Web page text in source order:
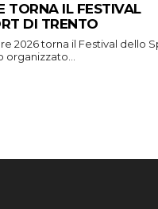
TORNA IL FESTIVAL
DI TRENTO
2026 torna il Festival dello